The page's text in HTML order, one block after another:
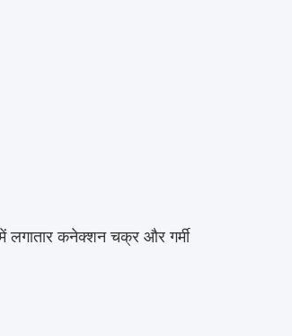
लगातार कनेक्शन चक्र और गर्मी